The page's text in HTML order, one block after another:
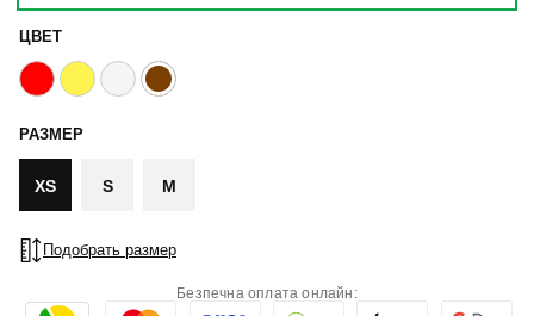
ЦВЕТ
РАЗМЕР
XS S M
Подобрать размер
Безпечна оплата онлайн: